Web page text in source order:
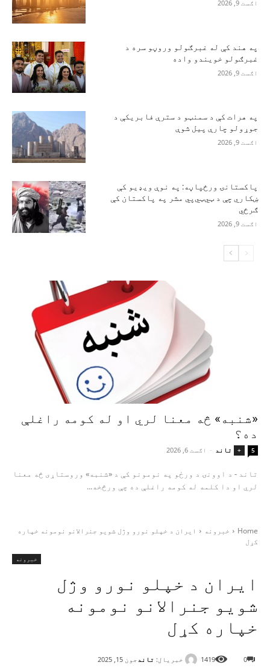
اګست 9, 2026
په هند کې له غبرګولو وروڼو سره د
غبرګولو خویندو واده
اګست 9, 2026
په هرات کې د سمنټو د سترې فابریکې د
جوړولو چارې پیل شوې
اګست 9, 2026
پاکستانۍ ورځپاڼه: په نوې ویډیو کې
ښکاري چې د ټي‌ټي‌پي مشر په پاکستان کې
ګرځي
اګست 9, 2026
«شنبه» څه معنا لري او له کومه راغلې
ده؟
+ تاند - اګست 6, 2026 5
تاند - د اوونۍ د ورځو په نومونو کې د «شنبه» وروستاړی څه معنا
لري او دا کلمه له کومه راغلې ده چې ورڅخه...